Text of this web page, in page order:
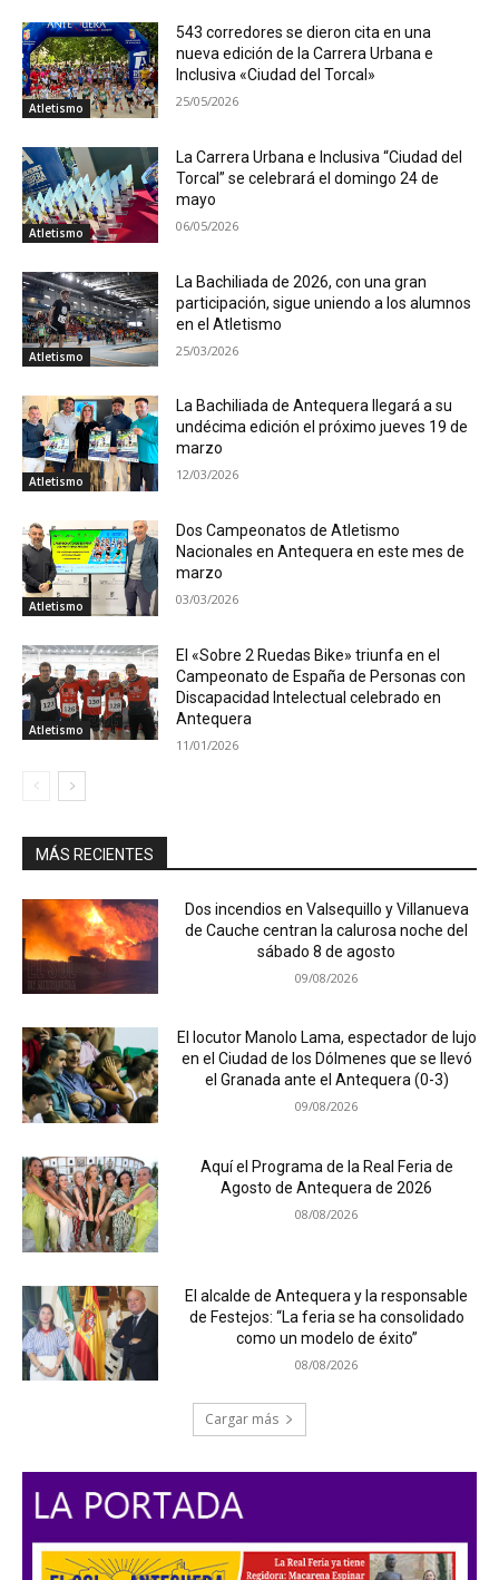
Atletismo
543 corredores se dieron cita en una
nueva edición de la Carrera Urbana e
Inclusiva «Ciudad del Torcal»
25/05/2026
Atletismo
La Carrera Urbana e Inclusiva “Ciudad del
Torcal” se celebrará el domingo 24 de
mayo
06/05/2026
Atletismo
La Bachiliada de 2026, con una gran
participación, sigue uniendo a los alumnos
en el Atletismo
25/03/2026
Atletismo
La Bachiliada de Antequera llegará a su
undécima edición el próximo jueves 19 de
marzo
12/03/2026
Atletismo
Dos Campeonatos de Atletismo
Nacionales en Antequera en este mes de
marzo
03/03/2026
Atletismo
El «Sobre 2 Ruedas Bike» triunfa en el
Campeonato de España de Personas con
Discapacidad Intelectual celebrado en
Antequera
11/01/2026
MÁS RECIENTES
Dos incendios en Valsequillo y Villanueva
de Cauche centran la calurosa noche del
sábado 8 de agosto
09/08/2026
El locutor Manolo Lama, espectador de lujo
en el Ciudad de los Dólmenes que se llevó
el Granada ante el Antequera (0-3)
09/08/2026
Aquí el Programa de la Real Feria de
Agosto de Antequera de 2026
08/08/2026
El alcalde de Antequera y la responsable
de Festejos: “La feria se ha consolidado
como un modelo de éxito”
08/08/2026
Cargar más